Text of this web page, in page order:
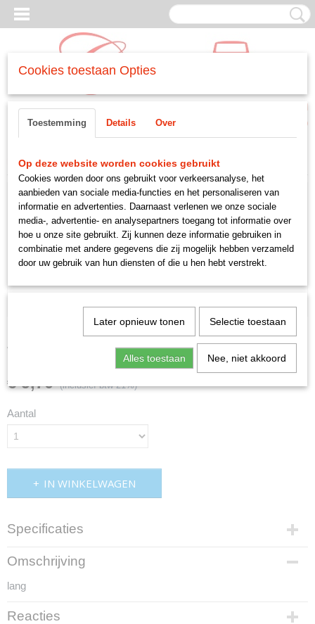
Inloggen Registreren
(0)
Home>MOTORDELEN >-cilinderkop>tapeind cilinderkop
tapeind cilinderkop
€ 9,70 (inclusief btw 21%)
Aantal
IN WINKELWAGEN
Specificaties
Productcode
cmocam150
EAN code
Omschrijving
lang
Reacties
Cookies toestaan Opties
Toestemming Details Over
Op deze website worden cookies gebruikt
Cookies worden door ons gebruikt voor verkeersanalyse, het
aanbieden van sociale media-functies en het personaliseren van
informatie en advertenties. Daarnaast verlenen we onze sociale
media-, advertentie- en analysepartners toegang tot informatie over
hoe u onze site gebruikt. Zij kunnen deze informatie gebruiken in
combinatie met andere gegevens die zij mogelijk hebben verzameld
door uw gebruik van hun diensten of die u hen hebt verstrekt.
Later opnieuw tonen Selectie toestaan
Alles toestaan Nee, niet akkoord